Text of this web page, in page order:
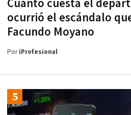
Cuánto cuesta el
ocurrió el escándalo
Facundo Moyano
PoriProfesional